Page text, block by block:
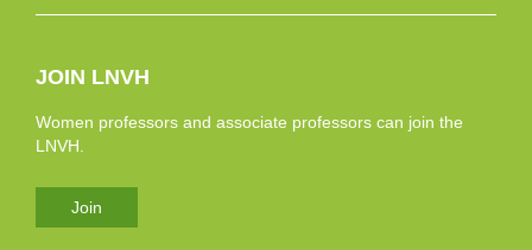
JOIN LNVH
Women professors and associate professors can join the
LNVH.
Join